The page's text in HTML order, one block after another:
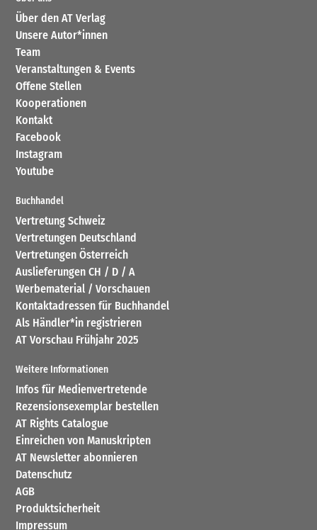
Über den AT Verlag
Unsere Autor*innen
Team
Veranstaltungen & Events
Offene Stellen
Kooperationen
Kontakt
Facebook
Instagram
Youtube
Buchhandel
Vertretung Schweiz
Vertretungen Deutschland
Vertretungen Österreich
Auslieferungen CH / D / A
Werbematerial / Vorschauen
Kontaktadressen für Buchhandel
Als Händler*in registrieren
AT Vorschau Frühjahr 2025
Weitere Informationen
Infos für Medienvertretende
Rezensionsexemplar bestellen
AT Rights Catalogue
Einreichen von Manuskripten
AT Newsletter abonnieren
Datenschutz
AGB
Produktsicherheit
Impressum